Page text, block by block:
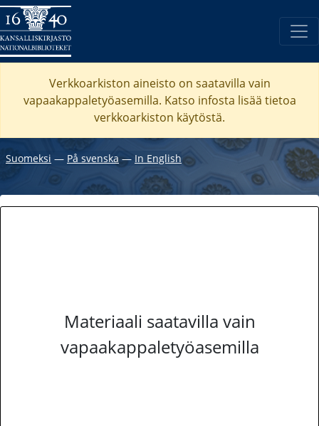
Verkkoarkiston aineisto on saatavilla vain
vapaakappaletyöasemilla. Katso infosta lisää tietoa
verkkoarkiston käytöstä.
Suomeksi ― På svenska― In English
Materiaali saatavilla vain
vapaakappaletyöasemilla